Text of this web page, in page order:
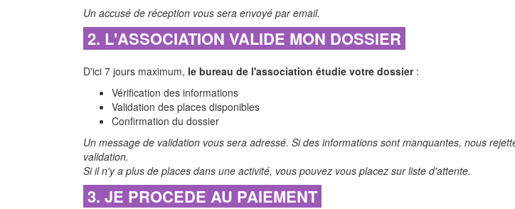
Un accusé de réception vous sera envoyé par email.
2. L'ASSOCIATION VALIDE MON DOSSIER
D'ici 7 jours maximum, le bureau de l'association étudie votre dossier:
Vérification des informations
Validation des places disponibles
Confirmation du dossier
Un message de validation vous sera adressé. Si des informations sont manquantes, nous
validation.
Si il n'y a plus de places dans une activité, vous pouvez vous placez sur liste d'attente.
3. JE PROCEDE AU PAIEMENT